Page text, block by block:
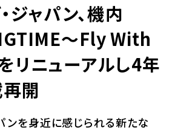
ジャパン、機内
～Fly With
リニューアルし4年
開
ンを身近に感じられる新たな